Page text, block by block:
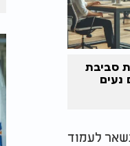
סביבת
נעים
לעמוד